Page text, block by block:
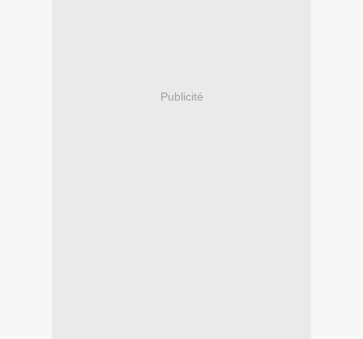
Publicité